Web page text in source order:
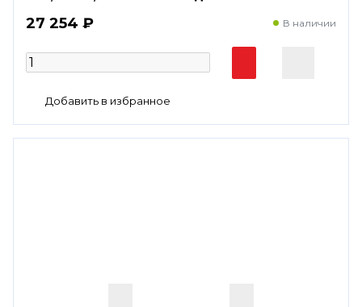
27 254 ₽ В наличии